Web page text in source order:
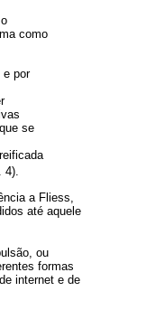
como
e por
se
4).
a Fliess,
até aquele
ou
formas
internet e de